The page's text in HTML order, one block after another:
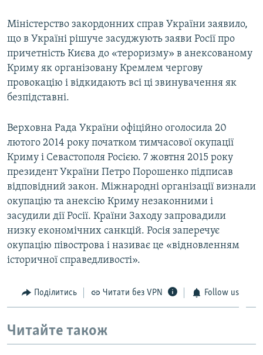
Міністерство закордонних справ України заявило,
що в Україні рішуче засуджують заяви Росії про
причетність Києва до «тероризму» в анексованому
Криму як організовану Кремлем чергову
провокацію і відкидають всі ці звинувачення як
безпідставні.
Верховна Рада України офіційно оголосила 20
лютого 2014 року початком тимчасової окупації
Криму і Севастополя Росією. 7 жовтня 2015 року
президент України Петро Порошенко підписав
відповідний закон. Міжнародні організації визнали
окупацію та анексію Криму незаконними і
засудили дії Росії. Країни Заходу запровадили
низку економічних санкцій. Росія заперечує
окупацію півострова і називає це «відновленням
історичної справедливості».
Поділитись Читати без VPN Follow us
Читайте також